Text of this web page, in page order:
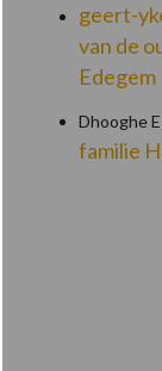
geert-
van de
Edegem
Dhooghe E
familie